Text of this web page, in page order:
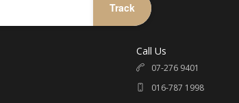
Track
Call Us
07-276 9401
016-787 1998